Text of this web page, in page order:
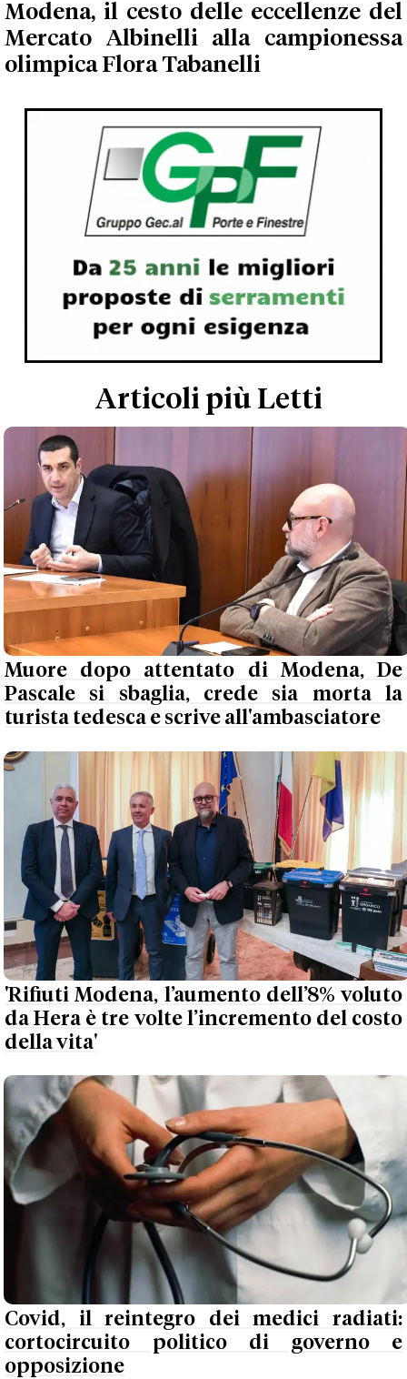
Modena, il cesto delle eccellenze del
Mercato Albinelli alla campionessa
olimpica Flora Tabanelli
Articoli più Letti
Muore dopo attentato di Modena, De
Pascale si sbaglia, crede sia morta la
turista tedesca e scrive all'ambasciatore
'Rifiuti Modena, l’aumento dell’8% voluto
da Hera è tre volte l’incremento del costo
della vita'
Covid, il reintegro dei medici radiati:
cortocircuito politico di governo e
opposizione